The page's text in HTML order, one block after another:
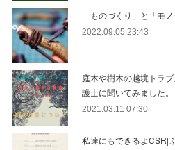
「ものづくり」と「モノ
2022.09.05 23:43
庭木や樹木の越境トラ
護士に聞いてみました。
2021.03.11 07:30
私達にもできるよCSR|